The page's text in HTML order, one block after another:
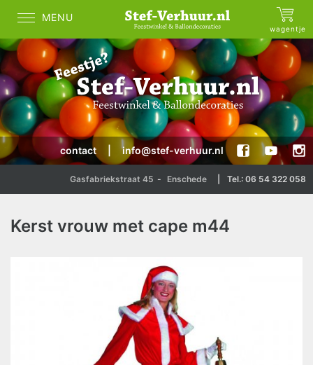
MENU
wagentje
contact info@stef-verhuur.nl
Gasfabriekstraat 45 - Enschede Tel.: 06 54 322 058
Kerst vrouw met cape m44